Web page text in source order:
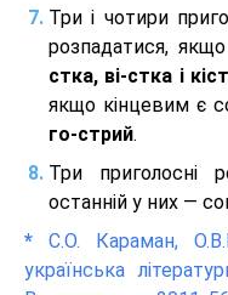
Три і чотири
розпадатися,
стка, ві-стка і
якщо кінцевим є
го-стрий.
Три приголосні
останній у них —
* С.О. Караман,
українська